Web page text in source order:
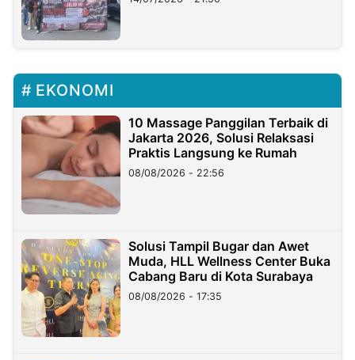
EKONOMI
10 Massage Panggilan Terbaik di
Jakarta 2026, Solusi Relaksasi
Praktis Langsung ke Rumah
08/08/2026 - 22:56
Solusi Tampil Bugar dan Awet
Muda, HLL Wellness Center Buka
Cabang Baru di Kota Surabaya
08/08/2026 - 17:35